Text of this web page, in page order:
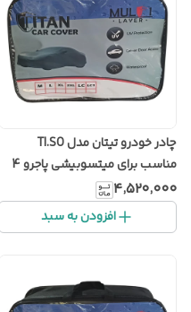
چادر خودرو تیتان مدل TI.SO
مناسب برای میتسوبیشی پاجرو 4
درب
۴٬۵۲۰٬۰۰۰
افزودن به سبد